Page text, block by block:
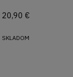
20,90 €
SKLADOM